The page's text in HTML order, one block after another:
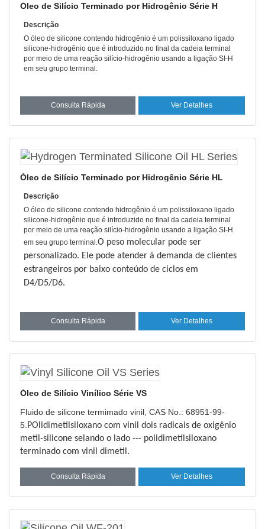
Óleo de Silício Terminado por Hidrogênio Série H
Descrição
O óleo de silicone contendo hidrogênio é um polissiloxano ligado
silicone-hidrogênio que é introduzido no final da cadeia terminal
por meio de uma reação silício-hidrogênio usando a ligação SI-H
em seu grupo terminal.
Consulta Rápida Ver Detalhes
Óleo de Silício Terminado por Hidrogênio Série HL
Descrição
O óleo de silicone contendo hidrogênio é um polissiloxano ligado
silicone-hidrogênio que é introduzido no final da cadeia terminal
por meio de uma reação silício-hidrogênio usando a ligação SI-H
em seu grupo terminal.O peso molecular pode ser
personalizado. Ele pode atender à demanda de clientes
estrangeiros por baixo conteúdo de ciclos em
D4/D5/D6.
Consulta Rápida Ver Detalhes
Óleo de Silício Vinílico Série VS
Fluido de silicone termimado vinil, CAS No.: 68951-99-
5. POlidimetilsiloxano com vinil dois radicais de oxigênio
metil-silicone selando o lado --- polidimetilsiloxano
terminado com vinil dimetil.
Consulta Rápida Ver Detalhes